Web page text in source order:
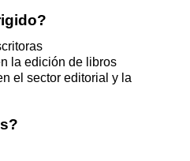
la edición de libros
el sector editorial y la